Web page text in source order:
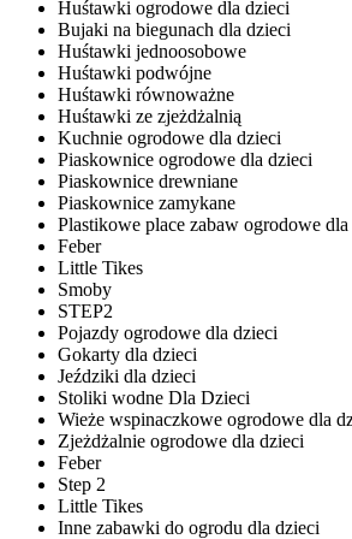
Huśtawki ogrodowe dla dzieci
Bujaki na biegunach dla dzieci
Huśtawki jednoosobowe
Huśtawki podwójne
Huśtawki równoważne
Huśtawki ze zjeżdżalnią
Kuchnie ogrodowe dla dzieci
Piaskownice ogrodowe dla dzieci
Piaskownice drewniane
Piaskownice zamykane
Plastikowe place zabaw ogrodowe dla
Feber
Little Tikes
Smoby
STEP2
Pojazdy ogrodowe dla dzieci
Gokarty dla dzieci
Jeździki dla dzieci
Stoliki wodne Dla Dzieci
Wieże wspinaczkowe ogrodowe dla
Zjeżdżalnie ogrodowe dla dzieci
Feber
Step 2
Little Tikes
Inne zabawki do ogrodu dla dzieci